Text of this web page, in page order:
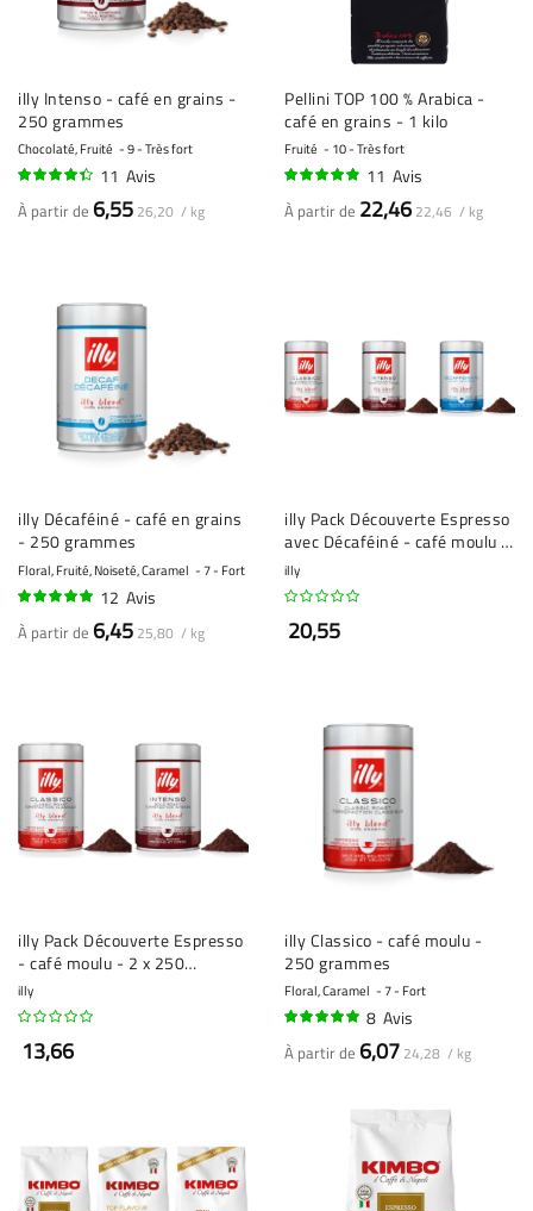
illy Intenso - café en grains -
250 grammes
Chocolaté, Fruité 9 - Très fort
11 Avis
À partir de 6,55 26,20 / kg
Pellini TOP 100 % Arabica -
café en grains - 1 kilo
Fruité 10 - Très fort
11 Avis
À partir de 22,46 22,46 / kg
illy Décaféiné - café en grains
- 250 grammes
Floral, Fruité, Noiseté, Caramel 7 - Fort
12 Avis
À partir de 6,45 25,80 / kg
illy Pack Découverte Espresso
avec Décaféiné - café moulu -
3 x 250 grammes
illy
20,55
illy Pack Découverte Espresso
- café moulu - 2 x 250
grammes
illy
13,66
illy Classico - café moulu -
250 grammes
Floral, Caramel 7 - Fort
8 Avis
À partir de 6,07 24,28 / kg